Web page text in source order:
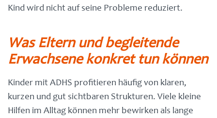
Kind wird nicht auf seine Probleme reduziert.
Was Eltern und begleitende
Erwachsene konkret tun können
Kinder mit ADHS profitieren häufig von klaren,
kurzen und gut sichtbaren Strukturen. Viele kleine
Hilfen im Alltag können mehr bewirken als lange